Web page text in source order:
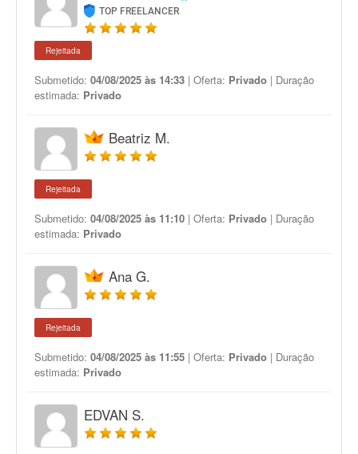
TOP FREELANCER
Rejeitada
Submetido: 04/08/2025 às 14:33 | Oferta: Privado | Duração
estimada: Privado
Beatriz M.
Rejeitada
Submetido: 04/08/2025 às 11:10 | Oferta: Privado | Duração
estimada: Privado
Ana G.
Rejeitada
Submetido: 04/08/2025 às 11:55 | Oferta: Privado | Duração
estimada: Privado
EDVAN S.